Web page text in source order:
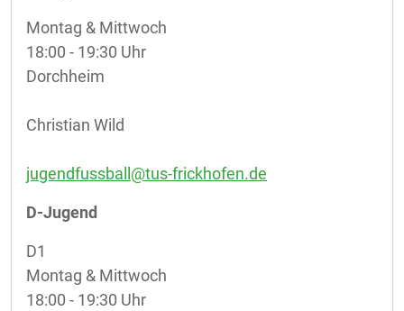
Montag & Mittwoch
18:00 - 19:30 Uhr
Dorchheim
Christian Wild
jugendfussball@tus-frickhofen.de
D-Jugend
D1
Montag & Mittwoch
18:00 - 19:30 Uhr